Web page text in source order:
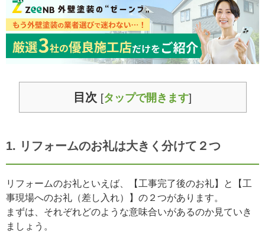
目次 [タップで開きます]
1. リフォームのお礼は大きく分けて２つ
リフォームのお礼といえば、【工事完了後のお礼】と【工
事現場へのお礼（差し入れ）】の２つがあります。
まずは、それぞれどのような意味合いがあるのか見ていき
ましょう。